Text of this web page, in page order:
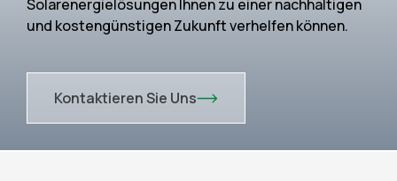
Solarenergielösungen Ihnen zu einer nachhaltigen
und kostengünstigen Zukunft verhelfen können.
Kontaktieren Sie Uns